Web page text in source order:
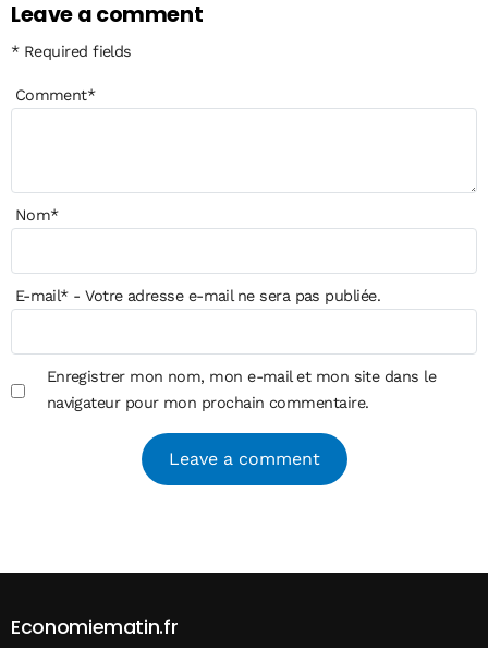
Leave a comment
* Required fields
Comment*
Nom*
E-mail*- Votre adresse e-mail ne sera pas publiée.
Enregistrer mon nom, mon e-mail et mon site dans le
navigateur pour mon prochain commentaire.
Economiematin.fr